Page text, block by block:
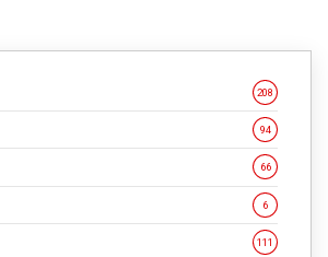
208
94
66
6
111